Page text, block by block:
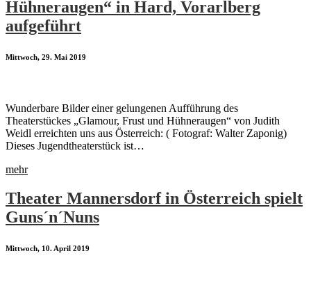
Hühneraugen“ in Hard, Vorarlberg
aufgeführt
Mittwoch, 29. Mai 2019
Wunderbare Bilder einer gelungenen Aufführung des
Theaterstückes „Glamour, Frust und Hühneraugen“ von Judith
Weidl erreichten uns aus Österreich: ( Fotograf: Walter Zaponig)
Dieses Jugendtheaterstück ist…
mehr
Theater Mannersdorf in Österreich spielt
Guns´n´Nuns
Mittwoch, 10. April 2019